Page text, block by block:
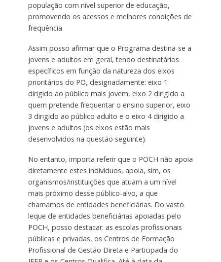
população com nível superior de educação,
promovendo os acessos e melhores condições de
frequência.
Assim posso afirmar que o Programa destina-se a
jovens e adultos em geral, tendo destinatários
específicos em função da natureza dos eixos
prioritários do PO, designadamente: eixo 1
dirigido ao público mais jovem, eixo 2 dirigido a
quem pretende frequentar o ensino superior, eixo
3 dirigido ao público adulto e o eixo 4 dirigido a
jovens e adultos (os eixos estão mais
desenvolvidos na questão seguinte).
No entanto, importa referir que o POCH não apoia
diretamente estes indivíduos, apoia, sim, os
organismos/instituições que atuam a um nível
mais próximo desse público-alvo, a que
chamamos de entidades beneficiárias. Do vasto
leque de entidades beneficiárias apoiadas pelo
POCH, posso destacar: as escolas profissionais
públicas e privadas, os Centros de Formação
Profissional de Gestão Direta e Participada do